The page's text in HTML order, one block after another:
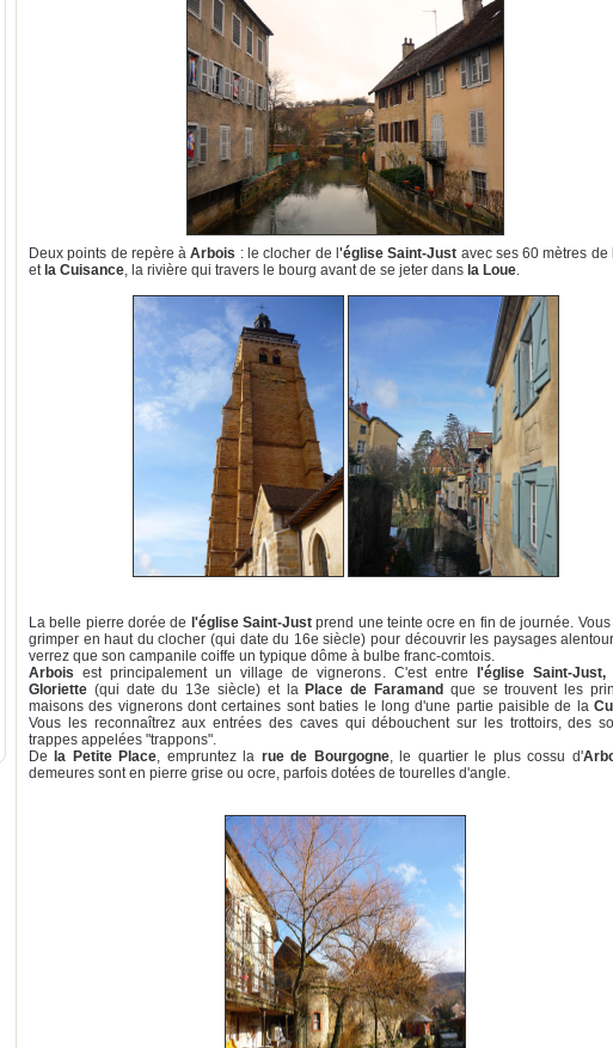
Deux points de repère àArbois : le clocher de l 'église Saint-Just avec ses 60 mètres de
et la Cuisance, la rivière qui travers le bourg avant de se jeter dans la Loue.
La belle pierre dorée de l'église Saint-Justprend une teinte ocre en fin de journée.
grimper en haut du clocher (qui date du 16e siècle) pour découvrir les paysages
verrez que son campanile coiffe un typique dôme à bulbe franc-comtois.
Arbois est principalement un village de vignerons. C'est entre l'église Saint-Just,
Gloriette (qui date du 13e siècle) et la Place de Faramand que se trouvent les
maisons des vignerons dont certaines sont baties le long d'une partie paisible de la
Vous les reconnaîtrez aux entrées des caves qui débouchent sur les trottoirs, des
trappes appelées "trappons".
De
la Petite Place, empruntez la rue de Bourgogne, le quartier le plus cossu d'
demeures sont en pierre grise ou ocre, parfois dotées de tourelles d'angle.